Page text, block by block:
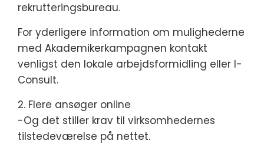
rekrutteringsbureau.
For yderligere information om mulighederne
med Akademikerkampagnen kontakt
venligst den lokale arbejdsformidling eller I-
Consult.
2. Flere ansøger online
-Og det stiller krav til virksomhedernes
tilstedeværelse på nettet.